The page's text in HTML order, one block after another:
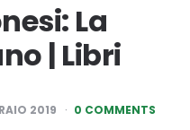
La
| Libri
2019 0 COMMENTS